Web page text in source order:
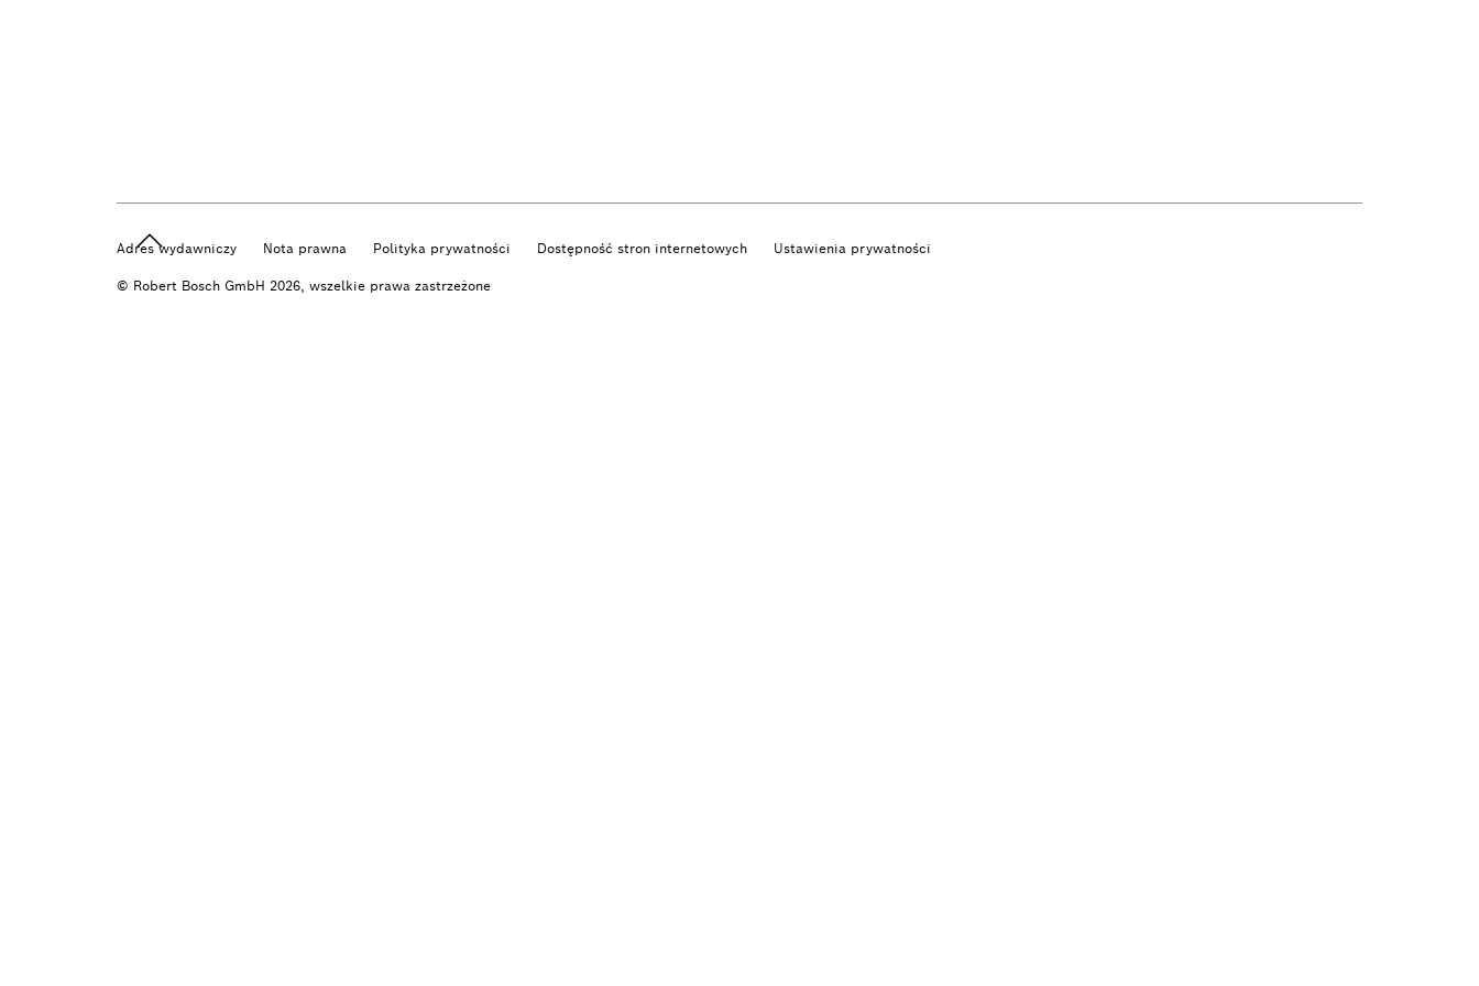
Adres wydawniczy Nota prawna Polityka prywatności Dostępność stron internetowych Ustawienia prywatności
© Robert Bosch GmbH 2026, wszelkie prawa zastrzeżone